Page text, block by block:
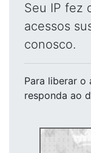
Seu IP fez
acessos
conosco.
Para liberar o
responda ao